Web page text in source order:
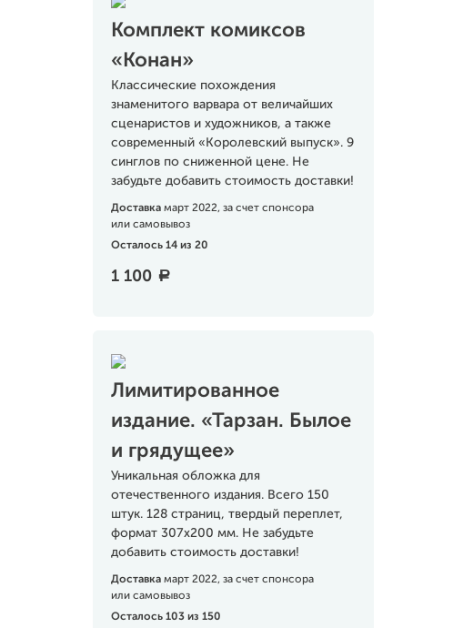
Комплект комиксов
«Конан»
Классические похождения
знаменитого варвара от величайших
сценаристов и художников, а также
современный «Королевский выпуск». 9
синглов по сниженной цене. Не
забудьте добавить стоимость доставки!
Доставка март 2022, за счет спонсора
или самовывоз
Осталось 14 из 20
1 100 a
Лимитированное
издание. «Тарзан. Былое
и грядущее»
Уникальная обложка для
отечественного издания. Всего 150
штук. 128 страниц, твердый переплет,
формат 307х200 мм. Не забудьте
добавить стоимость доставки!
Доставка март 2022, за счет спонсора
или самовывоз
Осталось 103 из 150